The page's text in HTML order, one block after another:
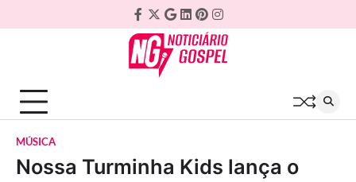
to
Facebook
Twitter
Google
Plus
Linkedin
Pinterest
Instagram
MÚSICA
Nossa Turminha Kids lança o